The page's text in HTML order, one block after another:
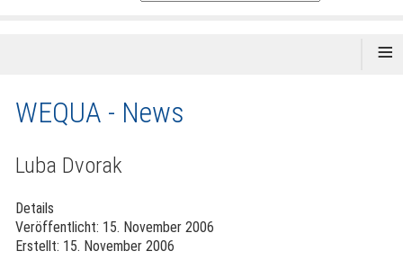
≡
WEQUA - News
Luba Dvorak
Details
Veröffentlicht: 15. November 2006
Erstellt: 15. November 2006